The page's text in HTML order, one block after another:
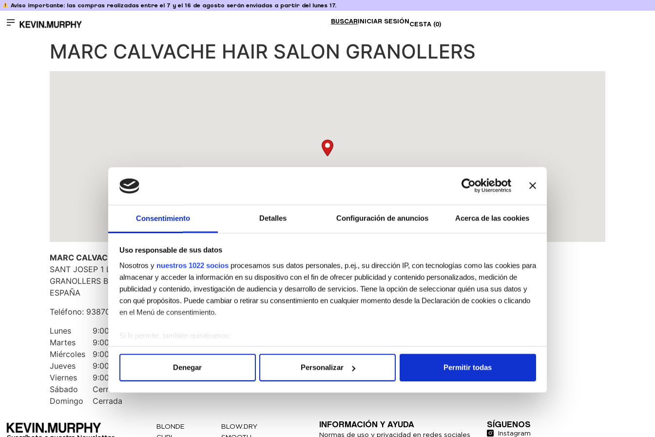
Consentimiento Detalles Configuración de anuncios Acerca de las cookies
Uso responsable de sus datos
Nosotros y nuestros 1022 sociosprocesamos sus datos personales, p.ej., su dirección IP, con tecnologías como las cookies para
almacenar y acceder la información en su dispositivo con el fin de ofrecer publicidad y contenido personalizados, medición de
publicidad y contenido, investigación de audiencia y desarrollo de servicios. Tiene la opción de seleccionar quién usa sus datos y
con qué propósitos. Puede cambiar o retirar su consentimiento en cualquier momento desde la Declaración de cookies o clicando
en el Menú de consentimiento.
Si lo permite, también quisiéramos:
Recopilar información sobre su ubicación geográfica que puede tener una precisión de varios metros
Obtenga más información sobre cómo se procesan sus datos personales y establezca sus preferencias en la
el tráfico. Además, compartimos información sobre el uso que haga del sitio web con nuestros partners de redes sociales,
publicidad y análisis web, quienes pueden combinarla con otra información que les haya proporcionado o que hayan recopilado a
Denegar Personalizar Permitir todas
Aviso importante: las compras realizadas entre el 7 y el 16 de agosto serán enviadas a partir del lunes 17.
BUSCAR INICIAR SESIÓN CESTA (0)
MARC CALVACHE HAIR SALON GRANOLLERS
MARC CALVACHE HAIR SALON GRANOLLERS
SANT JOSEP 1 LOCAL 2
GRANOLLERS BARCELONA 08401
ESPAÑA
Teléfono: 938706108
Lunes
9:00 AM - 5:00 PM
Martes
9:00 AM - 5:00 PM
Miércoles
9:00 AM - 5:00 PM
Jueves
9:00 AM - 5:00 PM
Viernes
9:00 AM - 5:00 PM
Sábado
Cerrada
Domingo
Cerrada
BLONDE
BLOW.DRY
INFORMACIÓN Y AYUDA
Normas de uso y privacidad en redes sociales
SÍGUENOS
Instagram